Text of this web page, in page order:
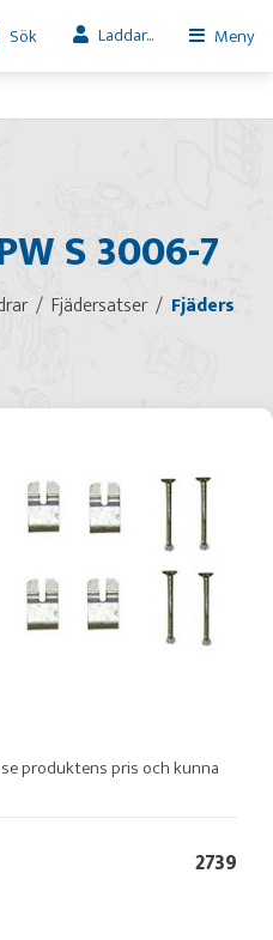
Sök Laddar... Meny
S 3006-7
Fjädersatser
Fjäders
produktens pris och kunna
2739